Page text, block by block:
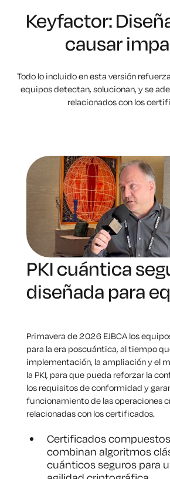
Keyfactor:
causar
Todo lo incluido en esta versión
equipos detectan, solucionan, y se
relacionados con los
PKI cuántica
diseñada para
Primavera de 2026 EJBCA los
para la era poscuántica, al tiempo
implementación, la ampliación y el
la PKI, para que pueda reforzar la
los requisitos de conformidad y
funcionamiento de las operaciones
relacionadas con los certificados.
Certificados
combinan algoritmos
cuánticos seguros para